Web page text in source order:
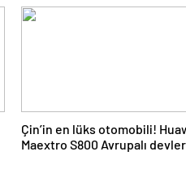
Çin’in en lüks otomobili!
Maextro S800 Avrupalı